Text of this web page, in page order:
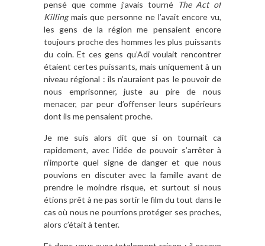
pensé que comme j’avais tourné The Act of
Killingmais que personne ne l’avait encore vu,
les gens de la région me pensaient encore
toujours proche des hommes les plus puissants
du coin. Et ces gens qu’Adi voulait rencontrer
étaient certes puissants, mais uniquement à un
niveau régional : ils n’auraient pas le pouvoir de
nous emprisonner, juste au pire de nous
menacer, par peur d’offenser leurs supérieurs
dont ils me pensaient proche.
Je me suis alors dit que si on tournait ca
rapidement, avec l’idée de pouvoir s’arrêter à
n’importe quel signe de danger et que nous
pouvions en discuter avec la famille avant de
prendre le moindre risque, et surtout si nous
étions prêt à ne pas sortir le film du tout dans le
cas où nous ne pourrions protéger ses proches,
alors c’était à tenter.